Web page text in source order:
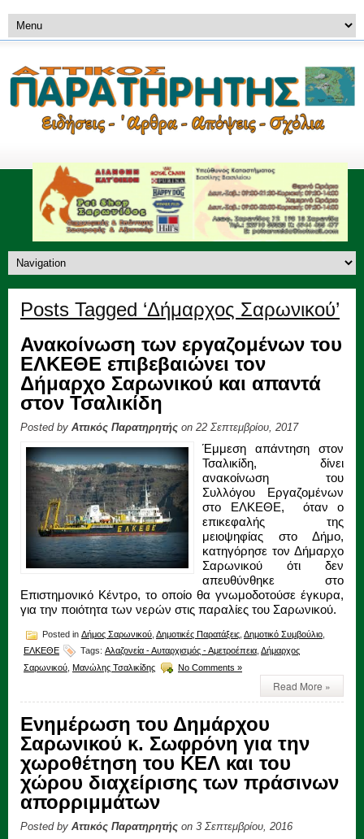
Posts Tagged ‘Δήμαρχος Σαρωνικού’
Ανακοίνωση των εργαζομένων του
ΕΛΚΕΘΕ επιβεβαιώνει τον
Δήμαρχο Σαρωνικού και απαντά
στον Τσαλικίδη
Posted by Αττικός Παρατηρητής on 22 Σεπτεμβρίου, 2017
Έμμεση απάντηση στον
Τσαλικίδη, δίνει
ανακοίνωση του
Συλλόγου Εργαζομένων
στο ΕΛΚΕΘΕ, όταν ο
επικεφαλής της
μειοψηφίας στο Δήμο,
κατηγόρησε τον Δήμαρχο
Σαρωνικού ότι δεν
απευθύνθηκε στο
Επιστημονικό Κέντρο, το οποίο θα γνωμοδοτούσε έγκυρα,
για την ποιότητα των νερών στις παραλίες του Σαρωνικού.
Posted in Δήμος Σαρωνικού Δημοτικές Παρατάξεις Δημοτικό Συμβούλιο
ΕΛΚΕΘΕ
Tags: Αλαζονεία - Αυταρχισμός - Αμετροέπεια Δήμαρχος
Σαρωνικού Μανώλης Τσαλικίδης No Comments »
Read More »
Ενημέρωση του Δημάρχου
Σαρωνικού κ. Σωφρόνη για την
χωροθέτηση του ΚΕΛ και του
χώρου διαχείρισης των πράσινων
απορριμμάτων
Posted by Αττικός Παρατηρητής on 3 Σεπτεμβρίου, 2016